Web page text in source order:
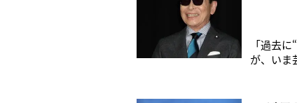
「過去
が、いま
話題に